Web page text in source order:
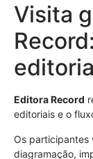
Visita
Editora Record
editoriais e o
Os participantes
diagramação,